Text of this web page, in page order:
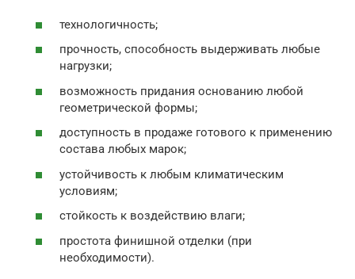
технологичность;
прочность, способность выдерживать любые
нагрузки;
возможность придания основанию любой
геометрической формы;
доступность в продаже готового к применению
состава любых марок;
устойчивость к любым климатическим
условиям;
стойкость к воздействию влаги;
простота финишной отделки (при
необходимости).